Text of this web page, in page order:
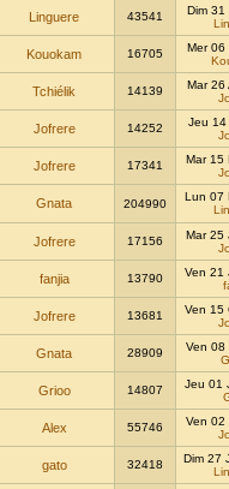
Linguere 43541
Dim 31
Kouokam 16705
Mer 06
Tchiélik 14139
Mar 26
Jofrere 14252
Jeu 14
Jofrere 17341
Mar 15
Gnata 204990
Lun 07
Jofrere 17156
Mar 25
fanjia 13790
Ven 21
Jofrere 13681
Ven 15
Gnata 28909
Ven 08
Grioo 14807
Jeu 01
Alex 55746
Ven 02
gato 32418
Dim 27